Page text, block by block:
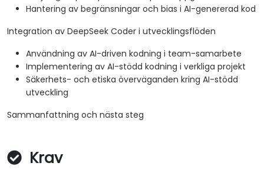
Hantering av begränsningar och bias i AI-genererad kod
Integration av DeepSeek Coder i utvecklingsflöden
Användning av AI-driven kodning i team-samarbete
Implementering av AI-stödd kodning i verkliga projekt
Säkerhets- och etiska överväganden kring AI-stödd
utveckling
Sammanfattning och nästa steg
Krav